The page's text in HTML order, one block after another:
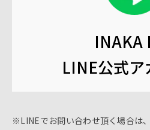
INAKA
LINE公式ア
※LINEでお問い合わせ頂く場合は